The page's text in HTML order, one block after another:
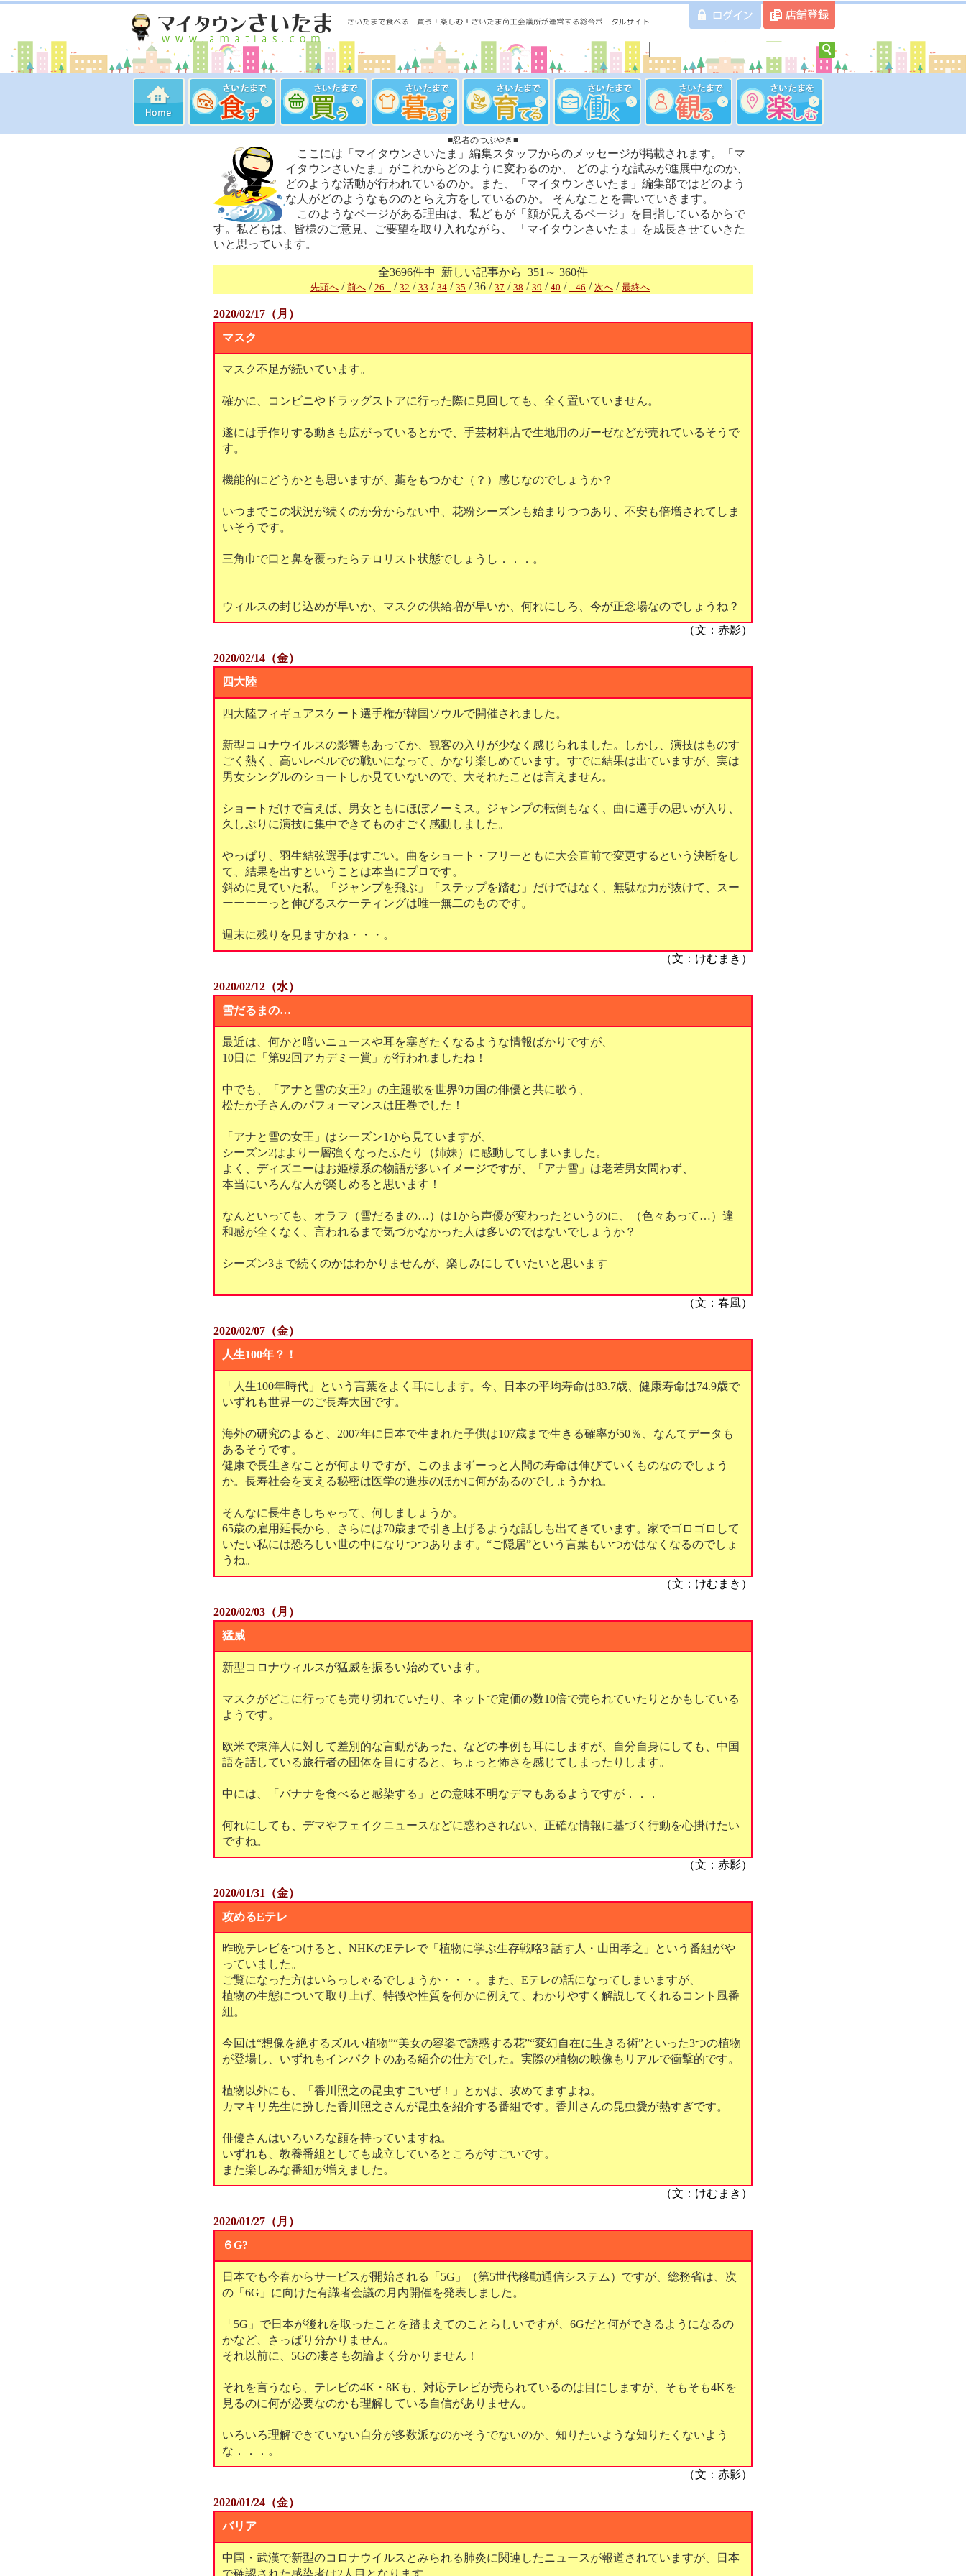
■忍者のつぶやき■
ここには「マイタウンさいたま」編集スタッフからのメッセージが掲載されます。「マ
イタウンさいたま」がこれからどのように変わるのか、 どのような試みが進展中なのか、
どのような活動が行われているのか。また、「マイタウンさいたま」編集部ではどのよう
な人がどのようなもののとらえ方をしているのか。 そんなことを書いていきます。
このようなページがある理由は、私どもが「顔が見えるページ」を目指しているからで
す。私どもは、皆様のご意見、ご要望を取り入れながら、 「マイタウンさいたま」を成長させていきた
いと思っています。
全3696件中 新しい記事から 351～ 360件
先頭へ / 前へ / 26... / 32 / 33 / 34 / 35 / 36 / 37 / 38 / 39 / 40 / ...46 / 次へ / 最終へ
2020/02/17（月）
マスク
マスク不足が続いています。
確かに、コンビニやドラッグストアに行った際に見回しても、全く置いていません。
遂には手作りする動きも広がっているとかで、手芸材料店で生地用のガーゼなどが売れているそうで
す。
機能的にどうかとも思いますが、藁をもつかむ（？）感じなのでしょうか？
いつまでこの状況が続くのか分からない中、花粉シーズンも始まりつつあり、不安も倍増されてしま
いそうです。
三角巾で口と鼻を覆ったらテロリスト状態でしょうし．．．。
ウィルスの封じ込めが早いか、マスクの供給増が早いか、何れにしろ、今が正念場なのでしょうね？
（文：赤影）
2020/02/14（金）
四大陸
四大陸フィギュアスケート選手権が韓国ソウルで開催されました。
新型コロナウイルスの影響もあってか、観客の入りが少なく感じられました。しかし、演技はものす
ごく熱く、高いレベルでの戦いになって、かなり楽しめています。すでに結果は出ていますが、実は
男女シングルのショートしか見ていないので、大それたことは言えません。
ショートだけで言えば、男女ともにほぼノーミス。ジャンプの転倒もなく、曲に選手の思いが入り、
久しぶりに演技に集中できてものすごく感動しました。
やっぱり、羽生結弦選手はすごい。曲をショート・フリーともに大会直前で変更するという決断をし
て、結果を出すということは本当にプロです。
斜めに見ていた私。「ジャンプを飛ぶ」「ステップを踏む」だけではなく、無駄な力が抜けて、スー
ーーーーっと伸びるスケーティングは唯一無二のものです。
週末に残りを見ますかね・・・。
（文：けむまき）
2020/02/12（水）
雪だるまの…
最近は、何かと暗いニュースや耳を塞ぎたくなるような情報ばかりですが、
10日に「第92回アカデミー賞」が行われましたね！
中でも、「アナと雪の女王2」の主題歌を世界9カ国の俳優と共に歌う、
松たか子さんのパフォーマンスは圧巻でした！
「アナと雪の女王」はシーズン1から見ていますが、
シーズン2はより一層強くなったふたり（姉妹）に感動してしまいました。
よく、ディズニーはお姫様系の物語が多いイメージですが、「アナ雪」は老若男女問わず、
本当にいろんな人が楽しめると思います！
なんといっても、オラフ（雪だるまの…）は1から声優が変わったというのに、（色々あって…）違
和感が全くなく、言われるまで気づかなかった人は多いのではないでしょうか？
シーズン3まで続くのかはわかりませんが、楽しみにしていたいと思います
（文：春風）
2020/02/07（金）
人生100年？！
「人生100年時代」という言葉をよく耳にします。今、日本の平均寿命は83.7歳、健康寿命は74.9歳で
いずれも世界一のご長寿大国です。
海外の研究のよると、2007年に日本で生まれた子供は107歳まで生きる確率が50％、なんてデータも
あるそうです。
健康で長生きなことが何よりですが、このままずーっと人間の寿命は伸びていくものなのでしょう
か。長寿社会を支える秘密は医学の進歩のほかに何があるのでしょうかね。
そんなに長生きしちゃって、何しましょうか。
65歳の雇用延長から、さらには70歳まで引き上げるような話しも出てきています。家でゴロゴロして
いたい私には恐ろしい世の中になりつつあります。“ご隠居”という言葉もいつかはなくなるのでしょ
うね。
（文：けむまき）
2020/02/03（月）
猛威
新型コロナウィルスが猛威を振るい始めています。
マスクがどこに行っても売り切れていたり、ネットで定価の数10倍で売られていたりとかもしている
ようです。
欧米で東洋人に対して差別的な言動があった、などの事例も耳にしますが、自分自身にしても、中国
語を話している旅行者の団体を目にすると、ちょっと怖さを感じてしまったりします。
中には、「バナナを食べると感染する」との意味不明なデマもあるようですが．．．
何れにしても、デマやフェイクニュースなどに惑わされない、正確な情報に基づく行動を心掛けたい
ですね。
（文：赤影）
2020/01/31（金）
攻めるEテレ
昨晩テレビをつけると、NHKのEテレで「植物に学ぶ生存戦略3 話す人・山田孝之」という番組がや
っていました。
ご覧になった方はいらっしゃるでしょうか・・・。また、Eテレの話になってしまいますが、
植物の生態について取り上げ、特徴や性質を何かに例えて、わかりやすく解説してくれるコント風番
組。
今回は“想像を絶するズルい植物”“美女の容姿で誘惑する花”“変幻自在に生きる術”といった3つの植物
が登場し、いずれもインパクトのある紹介の仕方でした。実際の植物の映像もリアルで衝撃的です。
植物以外にも、「香川照之の昆虫すごいぜ！」とかは、攻めてますよね。
カマキリ先生に扮した香川照之さんが昆虫を紹介する番組です。香川さんの昆虫愛が熱すぎです。
俳優さんはいろいろな顔を持っていますね。
いずれも、教養番組としても成立しているところがすごいです。
また楽しみな番組が増えました。
（文：けむまき）
2020/01/27（月）
６G?
日本でも今春からサービスが開始される「5G」（第5世代移動通信システム）ですが、総務省は、次
の「6G」に向けた有識者会議の月内開催を発表しました。
「5G」で日本が後れを取ったことを踏まえてのことらしいですが、6Gだと何ができるようになるの
かなど、さっぱり分かりません。
それ以前に、5Gの凄さも勿論よく分かりません！
それを言うなら、テレビの4K・8Kも、対応テレビが売られているのは目にしますが、そもそも4Kを
見るのに何が必要なのかも理解している自信がありません。
いろいろ理解できていない自分が多数派なのかそうでないのか、知りたいような知りたくないよう
な．．．。
（文：赤影）
2020/01/24（金）
バリア
中国・武漢で新型のコロナウイルスとみられる肺炎に関連したニュースが報道されていますが、日本
で確認された感染者は2人目となります。